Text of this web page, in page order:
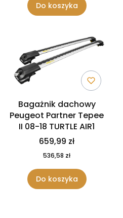
Do koszyka
Bagażnik dachowy
Peugeot Partner Tepee
II 08-18 TURTLE AIR1
659,99 zł
536,58 zł
Do koszyka